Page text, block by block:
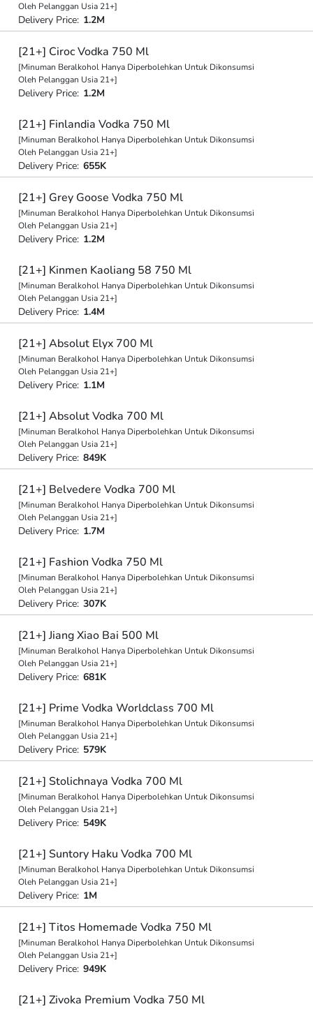
Oleh Pelanggan Usia 21+]
Delivery Price: 1.2M
[21+] Ciroc Vodka 750 Ml
[Minuman Beralkohol Hanya Diperbolehkan Untuk Dikonsumsi
Oleh Pelanggan Usia 21+]
Delivery Price: 1.2M
[21+] Finlandia Vodka 750 Ml
[Minuman Beralkohol Hanya Diperbolehkan Untuk Dikonsumsi
Oleh Pelanggan Usia 21+]
Delivery Price: 655K
[21+] Grey Goose Vodka 750 Ml
[Minuman Beralkohol Hanya Diperbolehkan Untuk Dikonsumsi
Oleh Pelanggan Usia 21+]
Delivery Price: 1.2M
[21+] Kinmen Kaoliang 58 750 Ml
[Minuman Beralkohol Hanya Diperbolehkan Untuk Dikonsumsi
Oleh Pelanggan Usia 21+]
Delivery Price: 1.4M
[21+] Absolut Elyx 700 Ml
[Minuman Beralkohol Hanya Diperbolehkan Untuk Dikonsumsi
Oleh Pelanggan Usia 21+]
Delivery Price: 1.1M
[21+] Absolut Vodka 700 Ml
[Minuman Beralkohol Hanya Diperbolehkan Untuk Dikonsumsi
Oleh Pelanggan Usia 21+]
Delivery Price: 849K
[21+] Belvedere Vodka 700 Ml
[Minuman Beralkohol Hanya Diperbolehkan Untuk Dikonsumsi
Oleh Pelanggan Usia 21+]
Delivery Price: 1.7M
[21+] Fashion Vodka 750 Ml
[Minuman Beralkohol Hanya Diperbolehkan Untuk Dikonsumsi
Oleh Pelanggan Usia 21+]
Delivery Price: 307K
[21+] Jiang Xiao Bai 500 Ml
[Minuman Beralkohol Hanya Diperbolehkan Untuk Dikonsumsi
Oleh Pelanggan Usia 21+]
Delivery Price: 681K
[21+] Prime Vodka Worldclass 700 Ml
[Minuman Beralkohol Hanya Diperbolehkan Untuk Dikonsumsi
Oleh Pelanggan Usia 21+]
Delivery Price: 579K
[21+] Stolichnaya Vodka 700 Ml
[Minuman Beralkohol Hanya Diperbolehkan Untuk Dikonsumsi
Oleh Pelanggan Usia 21+]
Delivery Price: 549K
[21+] Suntory Haku Vodka 700 Ml
[Minuman Beralkohol Hanya Diperbolehkan Untuk Dikonsumsi
Oleh Pelanggan Usia 21+]
Delivery Price: 1M
[21+] Titos Homemade Vodka 750 Ml
[Minuman Beralkohol Hanya Diperbolehkan Untuk Dikonsumsi
Oleh Pelanggan Usia 21+]
Delivery Price: 949K
[21+] Zivoka Premium Vodka 750 Ml